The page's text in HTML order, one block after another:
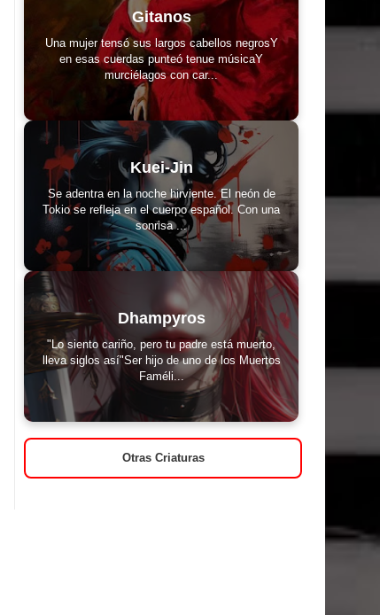
Gitanos
Una mujer tensó sus largos cabellos negrosY
en esas cuerdas punteó tenue músicaY
murciélagos con car...
Kuei-Jin
Se adentra en la noche hirviente. El neón de
Tokio se refleja en el cuerpo español. Con una
sonrisa ...
Dhampyros
"Lo siento cariño, pero tu padre está muerto,
lleva siglos así"Ser hijo de uno de los Muertos
Faméli...
Otras Criaturas